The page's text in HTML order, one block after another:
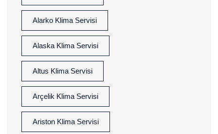
Alarko Klima Servisi
Alaska Klima Servisi
Altus Klima Servisi
Arçelik Klima Servisi
Ariston Klima Servisi